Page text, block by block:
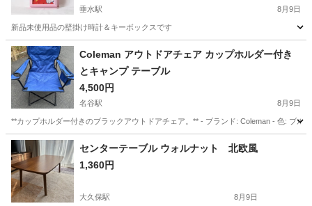
垂水駅 8月9日
新品未使用品の壁掛け時計＆キーボックスです
兵庫 神戸市 インテリア雑貨/小物
Coleman アウトドアチェア カップホルダー付き
とキャンプ テーブル
4,500円
名谷駅 8月9日
**カップホルダー付きのブラックアウトドアチェア。** - ブランド: Coleman - 色: ブ
兵庫 神戸市 名谷駅
センターテーブル ウォルナット 北欧風
1,360円
大久保駅 8月9日